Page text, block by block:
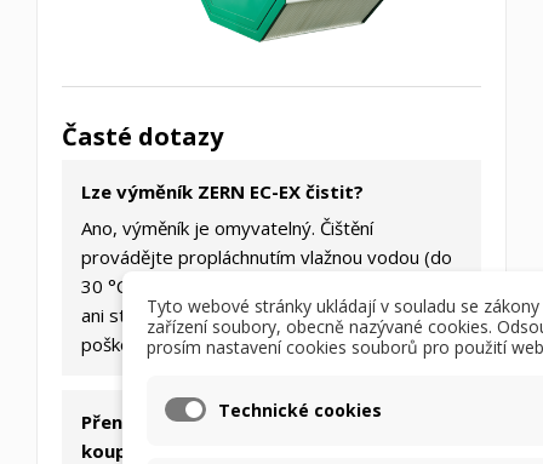
Časté dotazy
Lze výměník ZERN EC-EX čistit?
Ano, výměník je omyvatelný. Čištění
provádějte propláchnutím vlažnou vodou (do
30 °C). Nikdy nepoužívejte vysokotlaké čističe
ani stlačený vzduch, mohlo by dojít k
poškození mikroporézní membrány.
Přenáší výměník pachy z kuchyně nebo
koupelny?
Tyto webové stránky ukládají v souladu se
zařízení soubory, obecně nazývané cookies.
prosím nastavení cookies souborů pro použití
Technické cookies